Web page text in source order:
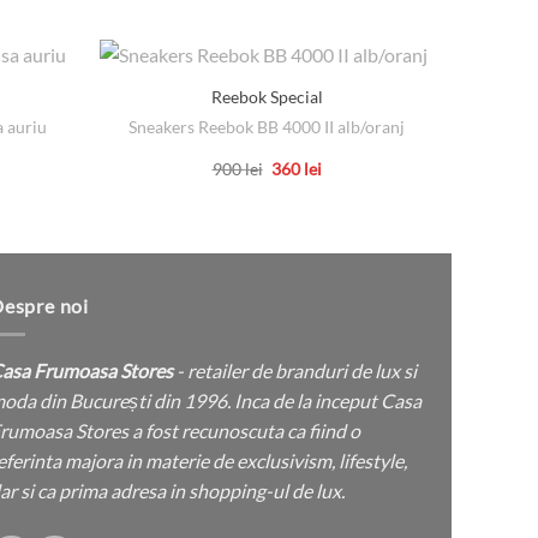
auriu
Reebok Special
Sneakers Reebok BB 4000 II alb/oranj
900lei Prețul
360leiPrețul
pot
fi
alese
în
pagina
noi
Frumoasa Stores- retailer de branduri de lux si
din București din 1996. Inca de la inceput Casa
Stores a fost recunoscuta ca fiind o
majora in materie de exclusivism, lifestyle,
si ca prima adresa in shopping-ul de lux.